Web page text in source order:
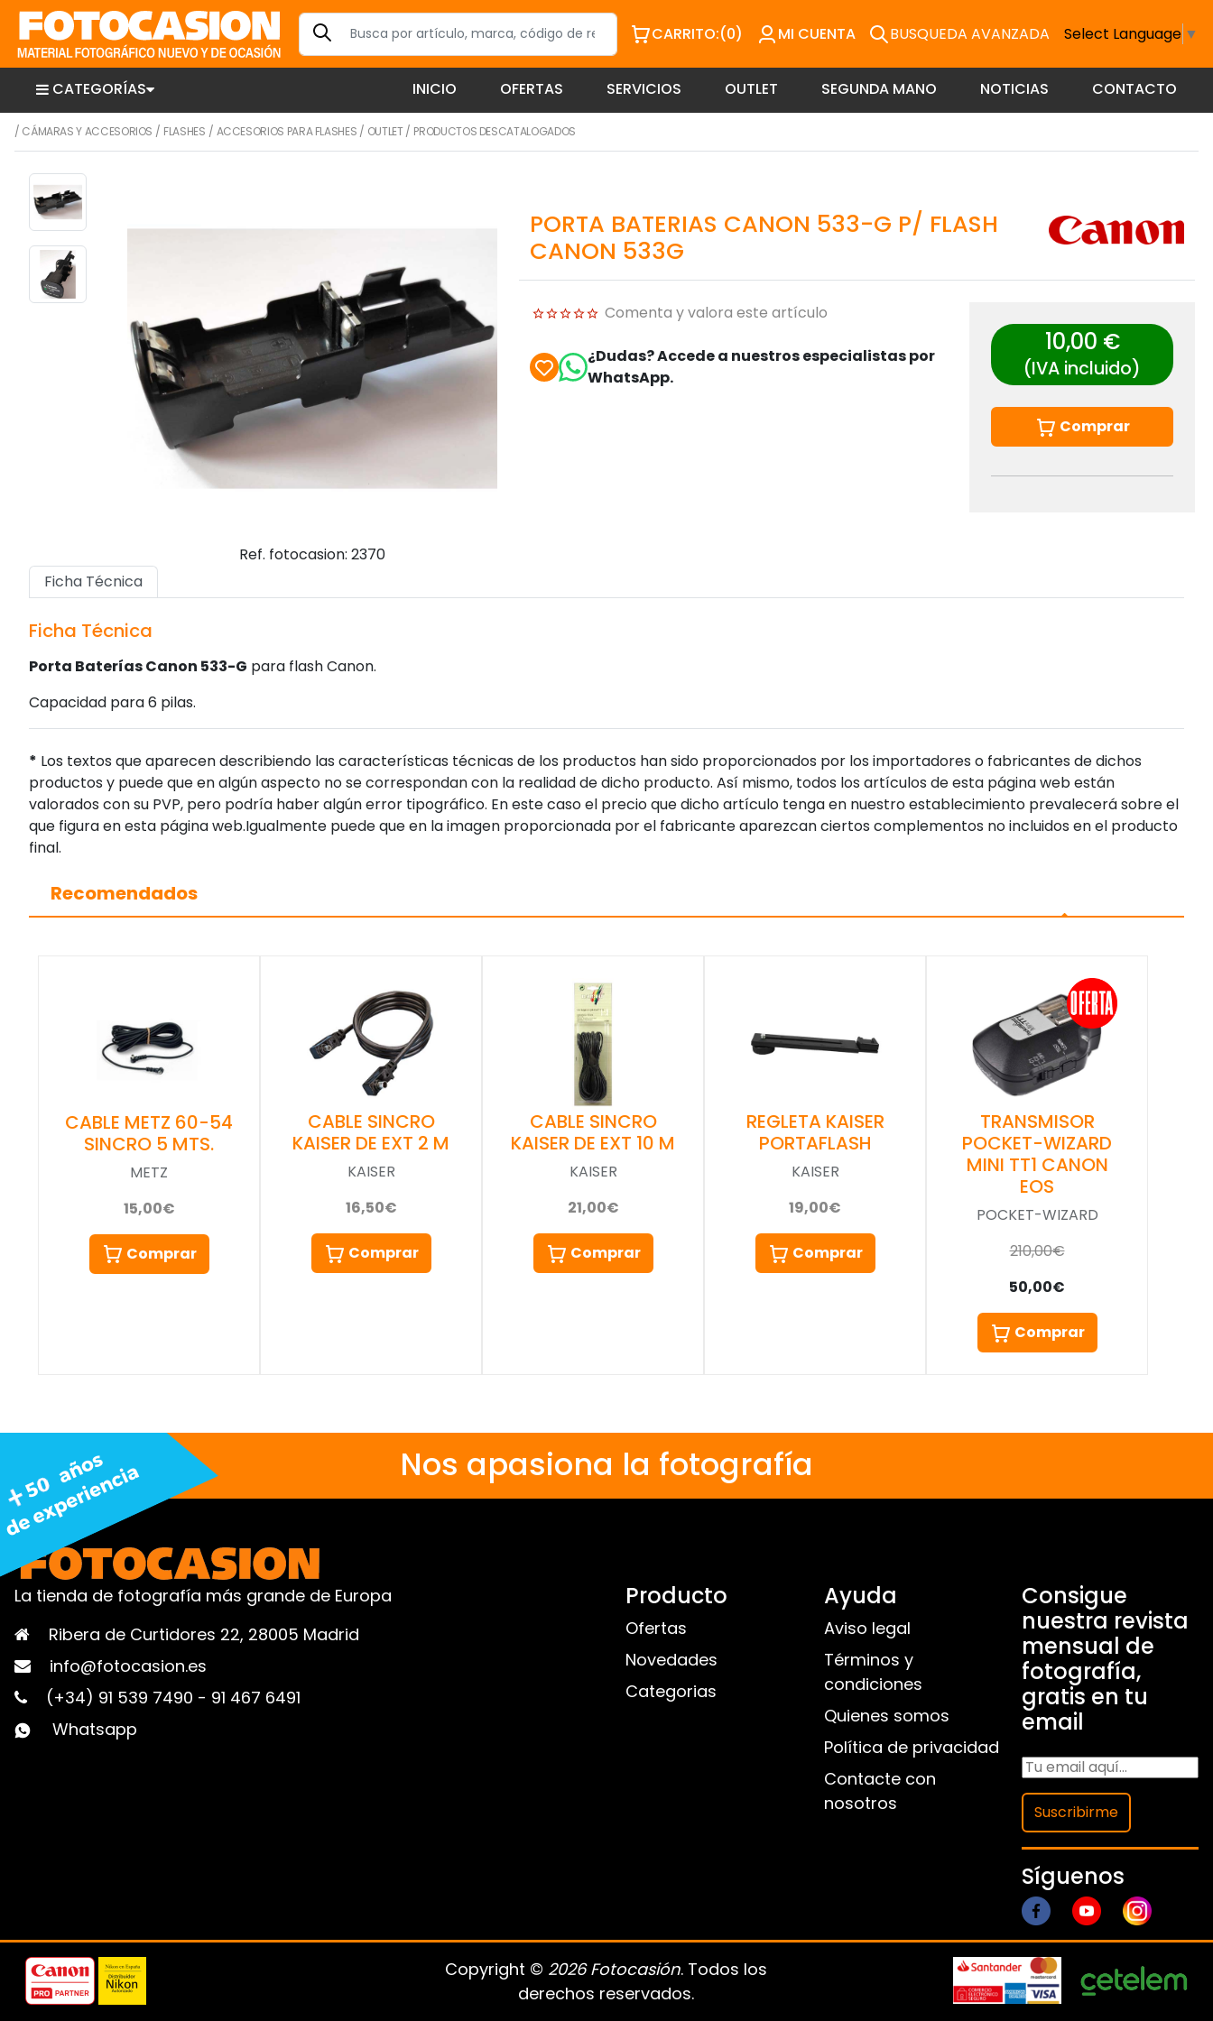
CARRITO:(0) MI CUENTA BUSQUEDA AVANZADA Select Language ▼
CATEGORÍAS INICIO OFERTAS SERVICIOS OUTLET SEGUNDA MANO NOTICIAS CONTACTO
/ CÁMARAS Y ACCESORIOS / FLASHES / ACCESORIOS PARA FLASHES / OUTLET/ PRODUCTOS DESCATALOGADOS
Ref. fotocasion: 2370
PORTA BATERIAS CANON 533-G P/ FLASH
CANON 533G
Comenta y valora este artículo
¿Dudas? Accede a nuestros especialistas por
WhatsApp.
10,00 €
(IVA incluido)
Comprar
Ficha Técnica
Ficha Técnica
Porta Baterías Canon 533-G para flash Canon.
Capacidad para 6 pilas.
* Los textos que aparecen describiendo las características técnicas de los productos han sido proporcionados por los importadores o fabricantes de dichos
productos y puede que en algún aspecto no se correspondan con la realidad de dicho producto. Así mismo, todos los artículos de esta página web están
valorados con su PVP, pero podría haber algún error tipográfico. En este caso el precio que dicho artículo tenga en nuestro establecimiento prevalecerá sobre el
que figura en esta página web.Igualmente puede que en la imagen proporcionada por el fabricante aparezcan ciertos complementos no incluidos en el producto
final.
Recomendados
CABLE METZ 60-54
SINCRO 5 MTS.
METZ
15,00€
Comprar
CABLE SINCRO
KAISER DE EXT 2 M
KAISER
16,50€
Comprar
CABLE SINCRO
KAISER DE EXT 10 M
KAISER
21,00€
Comprar
REGLETA KAISER
PORTAFLASH
KAISER
19,00€
Comprar
TRANSMISOR
POCKET-WIZARD
MINI TT1 CANON
EOS
POCKET-WIZARD
210,00€
50,00€
Comprar
Nos apasiona la fotografía
La tienda de fotografía más grande de Europa
Ribera de Curtidores 22, 28005 Madrid
info@fotocasion.es
(+34) 91 539 7490 - 91 467 6491
Whatsapp
Producto
Ofertas
Novedades
Categorias
Ayuda
Aviso legal
Términos y
condiciones
Quienes somos
Política de privacidad
Contacte con
nosotros
Consigue
nuestra revista
mensual de
fotografía,
gratis en tu
email
Suscribirme
Síguenos
Copyright © 2026 Fotocasión. Todos los
derechos reservados.